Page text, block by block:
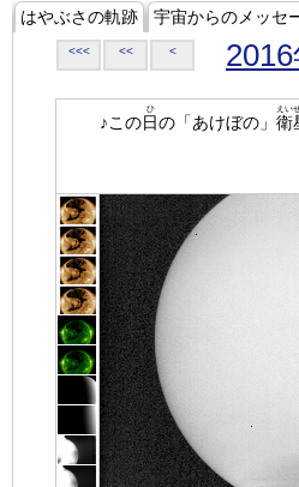
はやぶさの軌跡 宇宙からのメッセ
<<< << < 2016
♪この日
ひ
の「あけぼの」 衛
えい